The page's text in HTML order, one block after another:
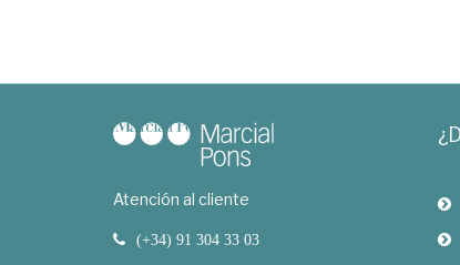
Atención al cliente
(+34) 91 304 33 03